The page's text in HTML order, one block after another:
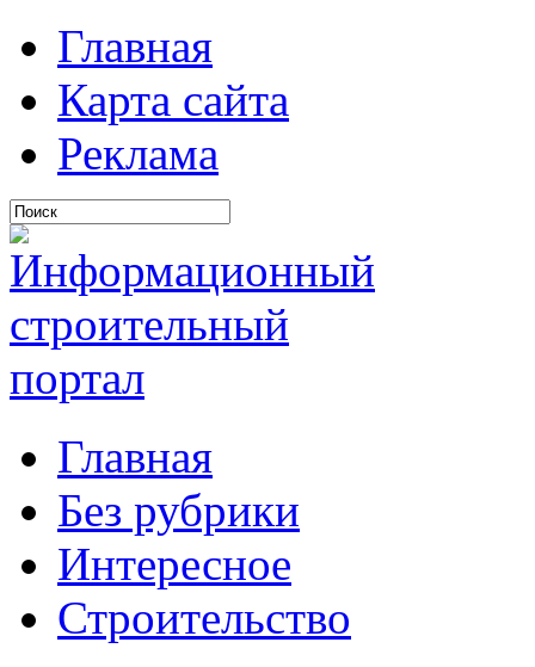
Главная
Карта сайта
Реклама
Главная
Без рубрики
Интересное
Строительство